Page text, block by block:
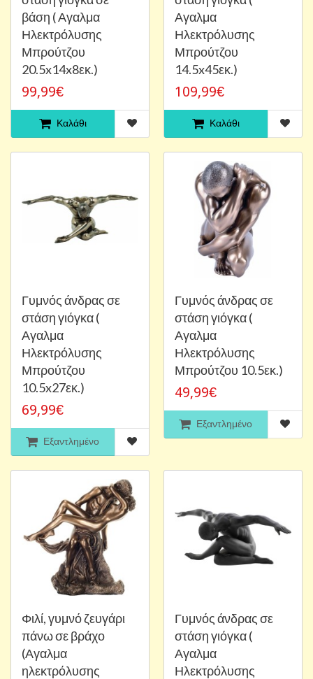
βάση ( Αγαλμα
Ηλεκτρόλυσης
Μπρούτζου
20.5x14x8εκ.)
99,99€
Καλάθι
Αγαλμα
Ηλεκτρόλυσης
Μπρούτζου
14.5x45εκ.)
109,99€
Καλάθι
Γυμνός άνδρας σε
στάση γιόγκα (
Αγαλμα
Ηλεκτρόλυσης
Μπρούτζου
10.5x27εκ.)
69,99€
Εξαντλημένο
Γυμνός άνδρας σε
στάση γιόγκα (
Αγαλμα
Ηλεκτρόλυσης
Μπρούτζου 10.5εκ.)
49,99€
Εξαντλημένο
Φιλί, γυμνό ζευγάρι
πάνω σε βράχο
(Αγαλμα
ηλεκτρόλυσης
Γυμνός άνδρας σε
στάση γιόγκα (
Αγαλμα
Ηλεκτρόλυσης